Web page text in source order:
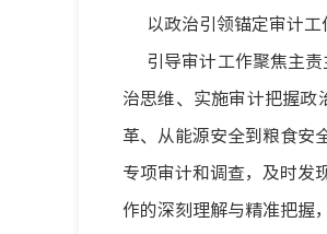
以政治引领锚定审计工
引导审计工作聚焦主
治思维、实施审计把握
革、从能源安全到粮食安
专项审计和调查，及时发
作的深刻理解与精准把握